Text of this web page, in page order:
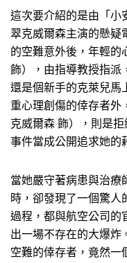
這次要介紹的是由「小
翠克威爾森主演的懸疑
的空難意外後，年輕的
飾），由指導教授指派
還是個新手的克萊兒馬
重心理創傷的倖存者外
克威爾森 飾），則是
事件當成公開追求她的
當她嚴守著病患與治療
時，卻發現了一個驚人
過程，都與航空公司的
出一場不存在的大爆炸
空難的倖存者，竟然一